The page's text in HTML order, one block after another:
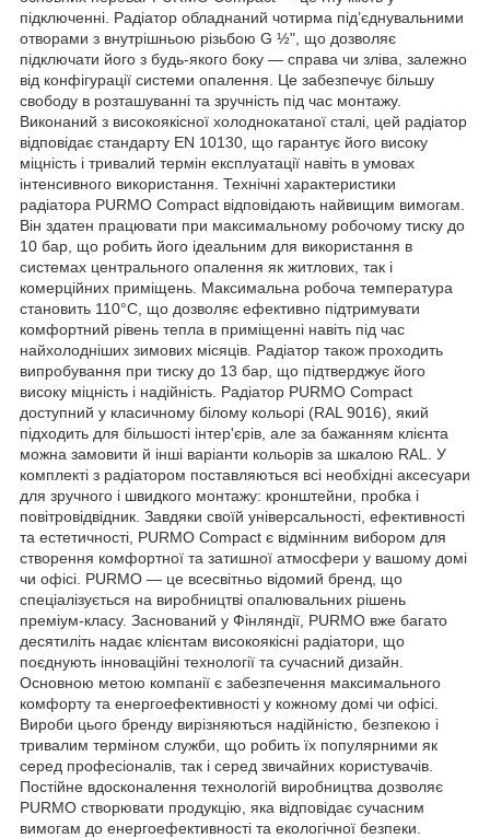
підключенні. Радіатор обладнаний чотирма під’єднувальними
отворами з внутрішньою різьбою G ½", що дозволяє
підключати його з будь-якого боку — справа чи зліва, залежно
від конфігурації системи опалення. Це забезпечує більшу
свободу в розташуванні та зручність під час монтажу.
Виконаний з високоякісної холоднокатаної сталі, цей радіатор
відповідає стандарту EN 10130, що гарантує його високу
міцність і тривалий термін експлуатації навіть в умовах
інтенсивного використання. Технічні характеристики
радіатора PURMO Compact відповідають найвищим вимогам.
Він здатен працювати при максимальному робочому тиску до
10 бар, що робить його ідеальним для використання в
системах центрального опалення як житлових, так і
комерційних приміщень. Максимальна робоча температура
становить 110°C, що дозволяє ефективно підтримувати
комфортний рівень тепла в приміщенні навіть під час
найхолодніших зимових місяців. Радіатор також проходить
випробування при тиску до 13 бар, що підтверджує його
високу міцність і надійність. Радіатор PURMO Compact
доступний у класичному білому кольорі (RAL 9016), який
підходить для більшості інтер'єрів, але за бажанням клієнта
можна замовити й інші варіанти кольорів за шкалою RAL. У
комплекті з радіатором поставляються всі необхідні аксесуари
для зручного і швидкого монтажу: кронштейни, пробка і
повітровідвідник. Завдяки своїй універсальності, ефективності
та естетичності, PURMO Compact є відмінним вибором для
створення комфортної та затишної атмосфери у вашому домі
чи офісі. PURMO — це всесвітньо відомий бренд, що
спеціалізується на виробництві опалювальних рішень
преміум-класу. Заснований у Фінляндії, PURMO вже багато
десятиліть надає клієнтам високоякісні радіатори, що
поєднують інноваційні технології та сучасний дизайн.
Основною метою компанії є забезпечення максимального
комфорту та енергоефективності у кожному домі чи офісі.
Вироби цього бренду вирізняються надійністю, безпекою і
тривалим терміном служби, що робить їх популярними як
серед професіоналів, так і серед звичайних користувачів.
Постійне вдосконалення технологій виробництва дозволяє
PURMO створювати продукцію, яка відповідає сучасним
вимогам до енергоефективності та екологічної безпеки.